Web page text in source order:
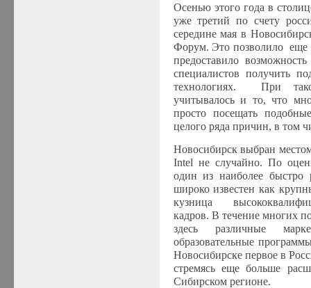
Осенью этого года в
уже третий по счету
середине мая в
Форум. Это позволило еще
предоставило
специалистов получить
технологиях. При
учитывалось и то, что
просто посещать
целого ряда причин, в том
Новосибирск выбран
Intel не случайно. По
один из наиболее
широко известен как
кузница
кадров. В течение многих
здесь различные
образовательные
Новосибирске первое в
стремясь еще больше
Сибирском регионе.